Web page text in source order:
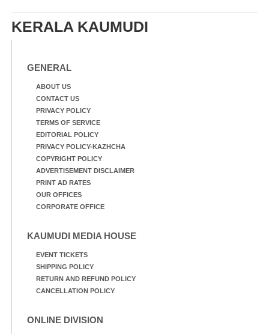
KERALA KAUMUDI
GENERAL
ABOUT US
CONTACT US
PRIVACY POLICY
TERMS OF SERVICE
EDITORIAL POLICY
PRIVACY POLICY-KAZHCHA
COPYRIGHT POLICY
ADVERTISEMENT DISCLAIMER
PRINT AD RATES
OUR OFFICES
CORPORATE OFFICE
KAUMUDI MEDIA HOUSE
EVENT TICKETS
SHIPPING POLICY
RETURN AND REFUND POLICY
CANCELLATION POLICY
ONLINE DIVISION